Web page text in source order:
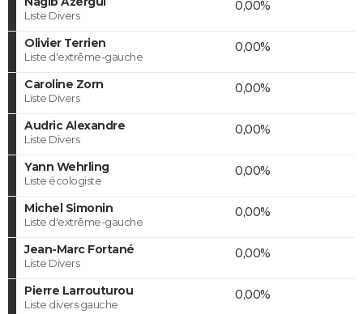
Liste Divers
0,00%
Olivier Terrien
Liste d'extrême-gauche
0,00%
Caroline Zorn
Liste Divers
0,00%
Audric Alexandre
Liste Divers
0,00%
Yann Wehrling
Liste écologiste
0,00%
Michel Simonin
Liste d'extrême-gauche
0,00%
Jean-Marc Fortané
Liste Divers
0,00%
Pierre Larrouturou
Liste divers gauche
0,00%